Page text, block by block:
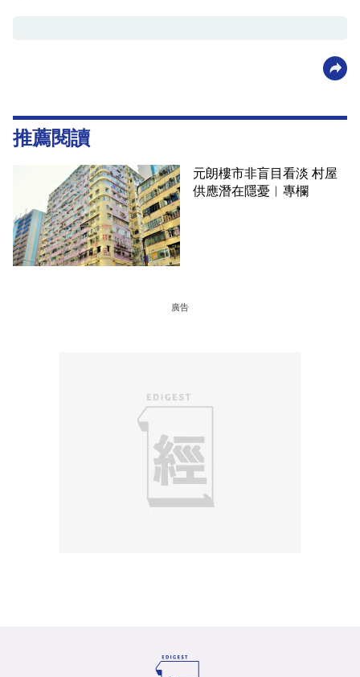
推薦閱讀
元朗樓市非盲目看淡 村屋
供應潛在隱憂︳專欄
廣告